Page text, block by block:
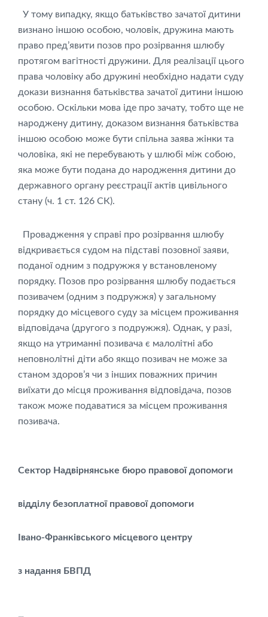
У тому випадку, якщо батьківство зачатої дитини
визнано іншою особою, чоловік, дружина мають
право пред’явити позов про розірвання шлюбу
протягом вагітності дружини. Для реалізації цього
права чоловіку або дружині необхідно надати суду
докази визнання батьківства зачатої дитини іншою
особою. Оскільки мова іде про зачату, тобто ще не
народжену дитину, доказом визнання батьківства
іншою особою може бути спільна заява жінки та
чоловіка, які не перебувають у шлюбі між собою,
яка може бути подана до народження дитини до
державного органу реєстрації актів цивільного
стану (ч. 1 ст. 126 СК).
Провадження у справі про розірвання шлюбу
відкривається судом на підставі позовної заяви,
поданої одним з подружжя у встановленому
порядку. Позов про розірвання шлюбу подається
позивачем (одним з подружжя) у загальному
порядку до місцевого суду за місцем проживання
відповідача (другого з подружжя). Однак, у разі,
якщо на утриманні позивача є малолітні або
неповнолітні діти або якщо позивач не може за
станом здоров’я чи з інших поважних причин
виїхати до місця проживання відповідача, позов
також може подаватися за місцем проживання
позивача.
Сектор Надвірнянське бюро правової допомоги
відділу безоплатної правової допомоги
Івано-Франківського місцевого центру
з надання БВПД